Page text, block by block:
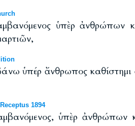
ὑπὲρ ἀνθρώπων
ὑπέρ ἄνθρωπος
1894
ὑπὲρ ἀνθρώπων